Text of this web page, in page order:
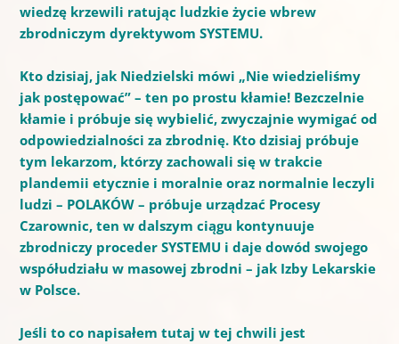
wiedzę krzewili ratując ludzkie życie wbrew
zbrodniczym dyrektywom SYSTEMU.
Kto dzisiaj, jak Niedzielski mówi „Nie wiedzieliśmy
jak postępować” – ten po prostu kłamie! Bezczelnie
kłamie i próbuje się wybielić, zwyczajnie wymigać od
odpowiedzialności za zbrodnię. Kto dzisiaj próbuje
tym lekarzom, którzy zachowali się w trakcie
plandemii etycznie i moralnie oraz normalnie leczyli
ludzi – POLAKÓW – próbuje urządzać Procesy
Czarownic, ten w dalszym ciągu kontynuuje
zbrodniczy proceder SYSTEMU i daje dowód swojego
współudziału w masowej zbrodni – jak Izby Lekarskie
w Polsce.
Jeśli to co napisałem tutaj w tej chwili jest